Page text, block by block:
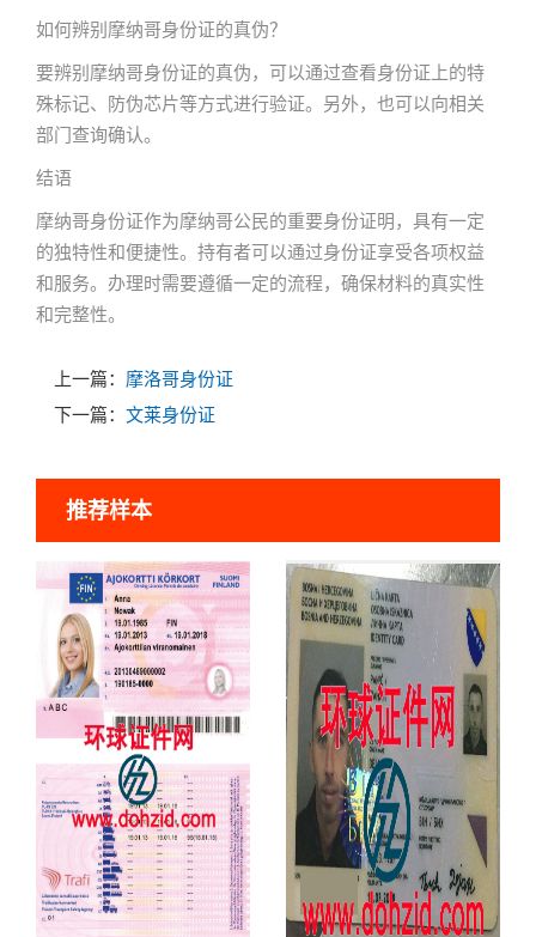
如何辨别摩纳哥身份证的真伪？
要辨别摩纳哥身份证的真伪，可以通过查看身份证上的特
殊标记、防伪芯片等方式进行验证。另外，也可以向相关
部门查询确认。
结语
摩纳哥身份证作为摩纳哥公民的重要身份证明，具有一定
的独特性和便捷性。持有者可以通过身份证享受各项权益
和服务。办理时需要遵循一定的流程，确保材料的真实性
和完整性。
上一篇： 摩洛哥身份证
下一篇： 文莱身份证
推荐样本